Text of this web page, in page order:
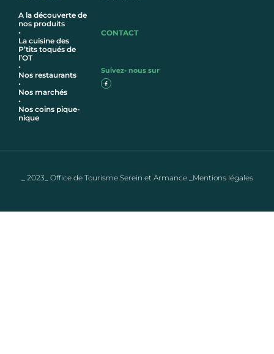
A la découverte de
nos produits
•
La cuisine des
P’tits toqués de
l’OT
•
Nos restaurants
•
Nos marchés
•
Nos coins pique-
nique
CONTACT
Suivez- nous sur
_ 2023_ Office de Tourisme Serein et Armance _Mentions légales